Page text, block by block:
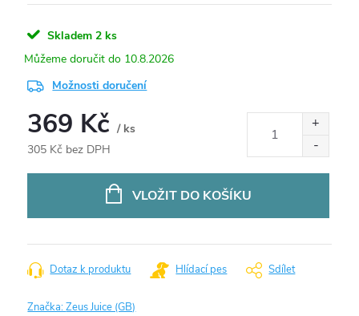
Skladem 2 ks
10.8.2026
Možnosti doručení
369 Kč/ ks
305 Kč bez DPH
VLOŽIT DO KOŠÍKU
Dotaz k produktu Hlídací pes Sdílet
Značka:Zeus Juice (GB)